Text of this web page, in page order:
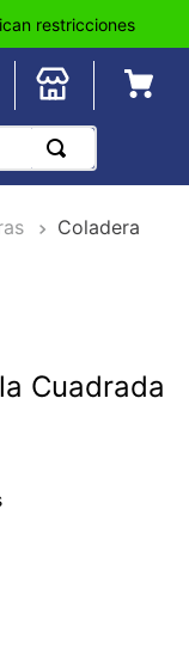
restricciones
Coladera
Cuadrada